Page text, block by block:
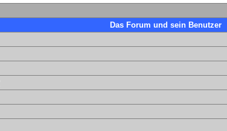
Das Forum und sein Benutzer